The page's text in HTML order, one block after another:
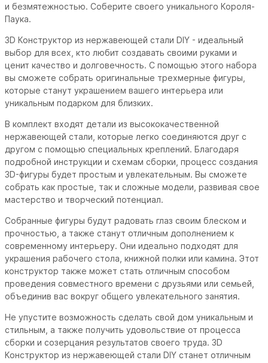
и безмятежностью. Соберите своего уникального Короля-
Паука.
3D Конструктор из нержавеющей стали DIY - идеальный
выбор для всех, кто любит создавать своими руками и
ценит качество и долговечность. С помощью этого набора
вы сможете собрать оригинальные трехмерные фигуры,
которые станут украшением вашего интерьера или
уникальным подарком для близких.
В комплект входят детали из высококачественной
нержавеющей стали, которые легко соединяются друг с
другом с помощью специальных креплений. Благодаря
подробной инструкции и схемам сборки, процесс создания
3D-фигуры будет простым и увлекательным. Вы сможете
собрать как простые, так и сложные модели, развивая свое
мастерство и творческий потенциал.
Собранные фигуры будут радовать глаз своим блеском и
прочностью, а также станут отличным дополнением к
современному интерьеру. Они идеально подходят для
украшения рабочего стола, книжной полки или камина. Этот
конструктор также может стать отличным способом
проведения совместного времени с друзьями или семьей,
объединив вас вокруг общего увлекательного занятия.
Не упустите возможность сделать свой дом уникальным и
стильным, а также получить удовольствие от процесса
сборки и созерцания результатов своего труда. 3D
Конструктор из нержавеющей стали DIY станет отличным